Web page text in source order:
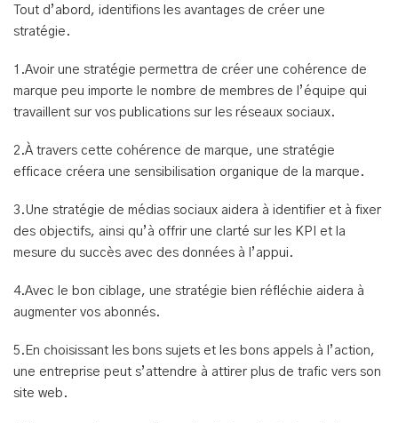
Tout d’abord, identifions les avantages de créer une
stratégie.
1.Avoir une stratégie permettra de créer une cohérence de
marque peu importe le nombre de membres de l’équipe qui
travaillent sur vos publications sur les réseaux sociaux.
2.À travers cette cohérence de marque, une stratégie
efficace créera une sensibilisation organique de la marque.
3.Une stratégie de médias sociaux aidera à identifier et à fixer
des objectifs, ainsi qu’à offrir une clarté sur les KPI et la
mesure du succès avec des données à l’appui.
4.Avec le bon ciblage, une stratégie bien réfléchie aidera à
augmenter vos abonnés.
5.En choisissant les bons sujets et les bons appels à l’action,
une entreprise peut s’attendre à attirer plus de trafic vers son
site web.